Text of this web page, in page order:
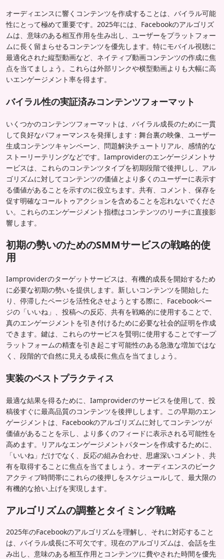
オーディエンスに響くコンテンツを作成することは、バイラル可能
性にとって極めて重要です。2025年には、Facebookのアルゴリズ
ムは、意味のある相互作用を生み出し、ユーザーをプラットフォー
ムに長く留まらせるコンテンツを優先します。特にモバイル視聴に
最適化された縦型動画など、ネイティブ動画コンテンツの作成に焦
点を当てましょう。これらは外部リンクや横型動画よりも大幅に高
いエンゲージメント率を得ます。
バイラル性の実証済みコンテンツフォーマット
いくつかのコンテンツフォーマットは、バイラル成長のために一貫
して良好なパフォーマンスを発揮します：舞台裏の映像、ユーザー
生成コンテンツキャンペーン、問題解決チュートリアル、感情的な
ストーリーテリングなどです。Iamproviderのエンゲージメントサ
ービスは、これらのコンテンツタイプを初期段階で後押しし、アル
ゴリズムに対してコンテンツの価値とより多くのユーザーに表示す
る価値があることを示すのに役立ちます。共有、コメント、保存を
促す明確なコールトゥアクションを含めることを忘れないでくださ
い。これらのエンゲージメント指標はコンテンツのリーチに直接影
響します。
初期の勢いのためのSMMサービスの戦略的使
用
Iamproviderのターゲットサービスは、有機的成長を開始するため
に必要な初期の勢いを提供します。新しいコンテンツを開始した
り、停滞したページを活性化させようとする際に、Facebookペー
ジの「いいね」、投稿への反応、共有を戦略的に使用することで、
真のエンゲージメントを引き付けるために必要な社会的証明を作成
できます。鍵は、これらのサービスを賢明に使用することです—プ
ラットフォームの精査を引き起こす可能性のある急激な増加ではな
く、段階的で自然に見える成長に焦点を当てましょう。
実装のベストプラクティス
最適な結果を得るために、Iamproviderのサービスを使用して、投
稿後すぐに最高品質のコンテンツを後押しします。この早期のエン
ゲージメントは、Facebookのアルゴリズムに対してコンテンツが
価値があることを示し、より多くのフィードに表示される可能性を
高めます。リアルなエンゲージメントパターンを作成するために、
「いいね」だけでなく、反応の組み合わせ、思慮深いコメント、共
有を取得することに焦点を当てましょう。オーディエンスのピーク
アクティブ時間帯にこれらの後押しをスケジュールして、最大限の
有機的な拾い上げを実現します。
アルゴリズムの調整とタイミング戦略
2025年のFacebookのアルゴリズムを理解し、それに対応すること
は、バイラル成長に不可欠です。現在のアルゴリズムは、会話を生
み出し、意味のある相互作用とコンテンツに費やされた時間を優先